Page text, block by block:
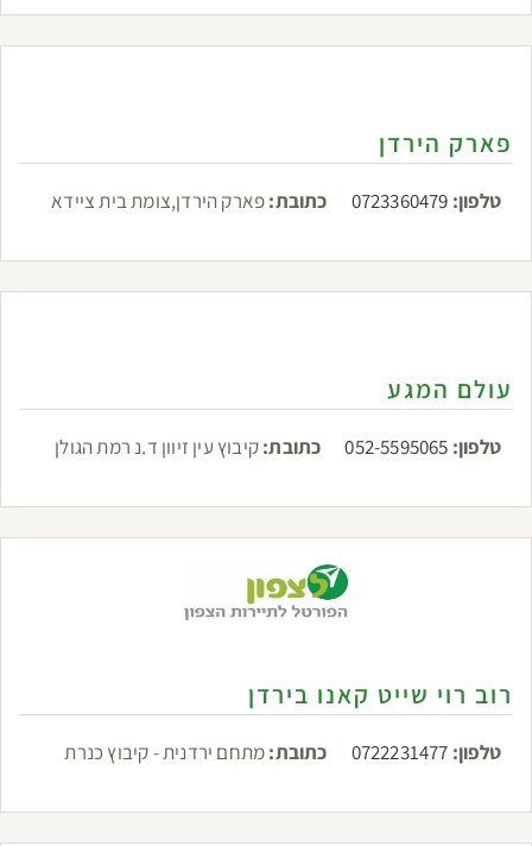
פארק הירדן
טלפון: 0723360479 כתובת:פארק הירדן,צומת בית ציידא
עולם המגע
טלפון: 052-5595065 כתובת:קיבוץ עין זיוון ד.נ רמת הגולן
רוב רוי שייט קאנו בירדן
טלפון: 0722231477 כתובת:מתחם ירדנית - קיבוץ כנרת